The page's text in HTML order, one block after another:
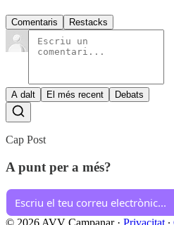
Comentaris Restacks
A dalt El més recent Debats
Cap Post
A punt per a més?
© 2026 AVV Campanar· Privacitat ∙